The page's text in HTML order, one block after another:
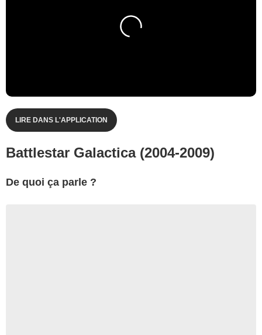
LIRE DANS L'APPLICATION
Battlestar Galactica (2004-2009)
De quoi ça parle ?